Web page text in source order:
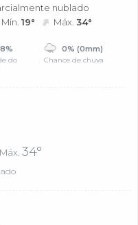
nublado
Mín.19° Máx.34°
do
0% (0mm)
Chance de chuva
Máx. 34°